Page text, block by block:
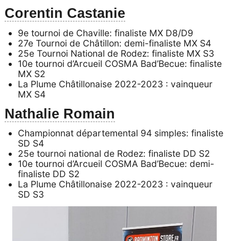
Corentin Castanie
9e tournoi de Chaville: finaliste MX D8/D9
27e Tournoi de Châtillon: demi-finaliste MX S4
25e Tournoi National de Rodez: finaliste MX S3
10e tournoi d’Arcueil COSMA Bad’Becue: finaliste
MX S2
La Plume Châtillonaise 2022-2023 : vainqueur
MX S4
Nathalie Romain
Championnat départemental 94 simples: finaliste
SD S4
25e tournoi national de Rodez: finaliste DD S2
10e tournoi d’Arcueil COSMA Bad’Becue: demi-
finaliste DD S2
La Plume Châtillonaise 2022-2023 : vainqueur
SD S3